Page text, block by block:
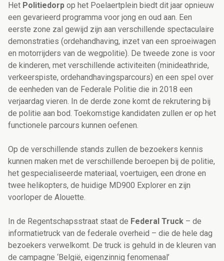
Het Politiedorp op het Poelaertplein biedt dit jaar opnieuw
een gevarieerd programma voor jong en oud aan. Een
eerste zone zal gewijd zijn aan verschillende spectaculaire
demonstraties (ordehandhaving, inzet van een sproeiwagen
en motorrijders van de wegpolitie). De tweede zone is voor
de kinderen, met verschillende activiteiten (minideathride,
verkeerspiste, ordehandhavingsparcours) en een spel over
de eenheden van de Federale Politie die in 2018 een
verjaardag vieren. In de derde zone komt de rekrutering bij
de politie aan bod. Toekomstige kandidaten zullen er op het
functionele parcours kunnen oefenen.
Op de verschillende stands zullen de bezoekers kennis
kunnen maken met de verschillende beroepen bij de politie,
het gespecialiseerde materiaal, voertuigen, een drone en
twee helikopters, de huidige MD900 Explorer en zijn
voorloper de Alouette.
In de Regentschapsstraat staat de Federal Truck – de
informatietruck van de federale overheid – die de hele dag
bezoekers verwelkomt. De truck is gehuld in de kleuren van
de campagne ‘België, eigenzinnig fenomenaal’